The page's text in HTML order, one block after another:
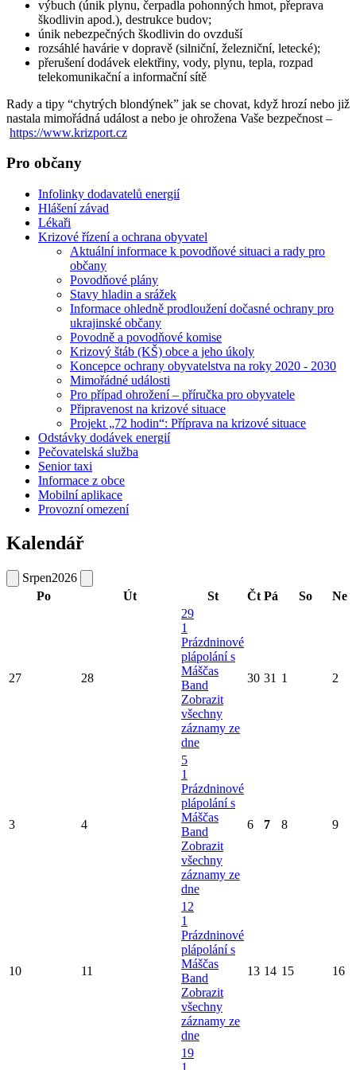
výbuch (únik plynu, čerpadla pohonných hmot, přeprava
škodlivin apod.), destrukce budov;
únik nebezpečných škodlivin do ovzduší
rozsáhlé havárie v dopravě (silniční, železniční, letecké);
přerušení dodávek elektřiny, vody, plynu, tepla, rozpad
telekomunikační a informační sítě
Rady a tipy “chytrých blondýnek” jak se chovat, když hrozí nebo již
nastala mimořádná událost a nebo je ohrožena Vaše bezpečnost –
https://www.krizport.cz
Pro občany
Infolinky dodavatelů energií
Hlášení závad
Lékaři
Krizové řízení a ochrana obyvatel
Aktuální informace k povodňové situaci a rady pro
občany
Povodňové plány
Stavy hladin a srážek
Informace ohledně prodloužení dočasné ochrany pro
ukrajinské občany
Povodně a povodňové komise
Krizový štáb (KŠ) obce a jeho úkoly
Koncepce ochrany obyvatelstva na roky 2020 - 2030
Mimořádné události
Pro případ ohrožení – příručka pro obyvatele
Připravenost na krizové situace
Projekt „72 hodin“: Příprava na krizové situace
Odstávky dodávek energií
Pečovatelská služba
Senior taxi
Informace z obce
Mobilní aplikace
Provozní omezení
Kalendář
Srpen2026
Po
Út St Čt Pá So Ne
27 28
29
1
Prázdninové
plápolání s
Máščas
Band
Zobrazit
všechny
záznamy ze
dne
30 31 1 2
3 4
5
1
Prázdninové
plápolání s
Máščas
Band
Zobrazit
všechny
záznamy ze
dne
6 7 8 9
10 11
12
1
Prázdninové
plápolání s
Máščas
Band
Zobrazit
všechny
záznamy ze
dne
13 14 15 16
19
1